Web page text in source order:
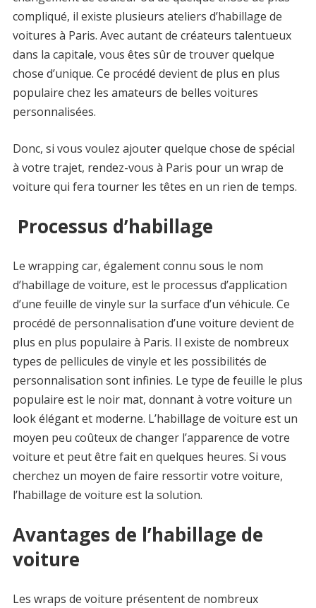
compliqué, il existe plusieurs ateliers d’habillage de
voitures à Paris. Avec autant de créateurs talentueux
dans la capitale, vous êtes sûr de trouver quelque
chose d’unique. Ce procédé devient de plus en plus
populaire chez les amateurs de belles voitures
personnalisées.
Donc, si vous voulez ajouter quelque chose de spécial
à votre trajet, rendez-vous à Paris pour un wrap de
voiture qui fera tourner les têtes en un rien de temps.
Processus d’habillage
Le wrapping car, également connu sous le nom
d’habillage de voiture, est le processus d’application
d’une feuille de vinyle sur la surface d’un véhicule. Ce
procédé de personnalisation d’une voiture devient de
plus en plus populaire à Paris. Il existe de nombreux
types de pellicules de vinyle et les possibilités de
personnalisation sont infinies. Le type de feuille le plus
populaire est le noir mat, donnant à votre voiture un
look élégant et moderne. L’habillage de voiture est un
moyen peu coûteux de changer l’apparence de votre
voiture et peut être fait en quelques heures. Si vous
cherchez un moyen de faire ressortir votre voiture,
l’habillage de voiture est la solution.
Avantages de l’habillage de
voiture
Les wraps de voiture présentent de nombreux